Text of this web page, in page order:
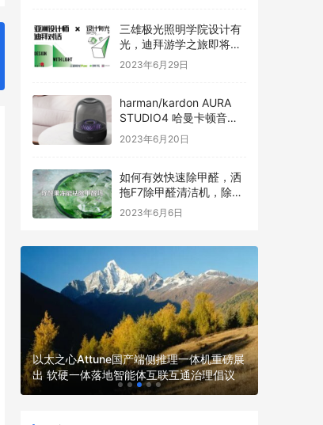
三雄极光照明学院设计有
光，迪拜游学之旅即将启
程
2023年6月29日
harman/kardon AURA
STUDIO4 哈曼卡顿音乐
琉璃四代全新发布
2023年6月20日
如何有效快速除甲醛，洒
拖F7除甲醛清洁机，除醛
过程看得见
2023年6月6日
以太之心Attune国产端侧推理一体机重磅展
出 软硬一体落地智能体互联互通治理倡议